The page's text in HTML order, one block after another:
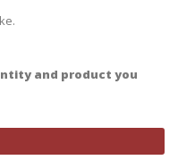
and product you